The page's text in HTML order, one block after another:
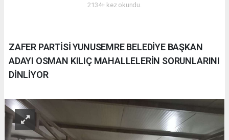
2134+ kez okundu.
ZAFER PARTİSİ YUNUSEMRE BELEDİYE BAŞKAN
ADAYI OSMAN KILIÇ MAHALLELERİN SORUNLARINI
DİNLİYOR